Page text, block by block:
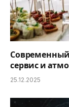
Современный
сервис и
25.12.2025